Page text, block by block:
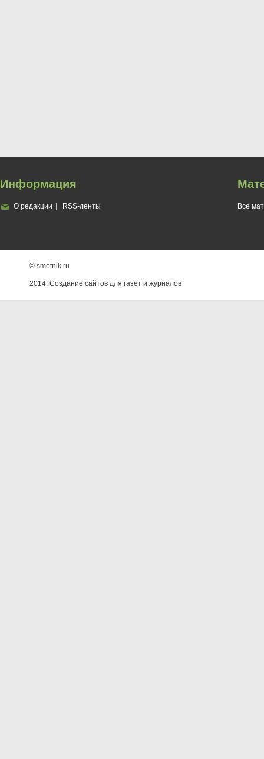
Информация
О редакции RSS-ленты Все
© smotnik.ru
2014. Создание сайтов для газет и журналов